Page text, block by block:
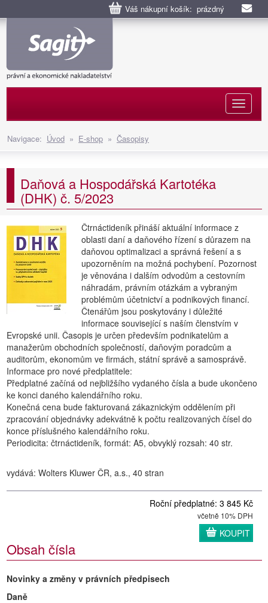
Váš nákupní košík: prázdný
Navigace: Úvod » E-shop » Časopisy
Daňová a Hospodářská Kartotéka
(DHK) č. 5/2023
Čtrnáctideník přináší aktuální informace z
oblasti daní a daňového řízení s důrazem na
daňovou optimalizaci a správná řešení a s
upozorněním na možná pochybení. Pozornost
je věnována i dalším odvodům a cestovním
náhradám, právním otázkám a vybraným
problémům účetnictví a podnikových financí.
Čtenářům jsou poskytovány i důležité
informace související s naším členstvím v
Evropské unii. Časopis je určen především podnikatelům a
manažerům obchodních společností, daňovým poradcům a
auditorům, ekonomům ve firmách, státní správě a samosprávě.
Informace pro nové předplatitele:
Předplatné začíná od nejbližšího vydaného čísla a bude ukončeno
ke konci daného kalendářního roku.
Konečná cena bude fakturovaná zákaznickým oddělením při
zpracování objednávky adekvátně k počtu realizovaných čísel do
konce příslušného kalendářního roku.
Periodicita: čtrnáctideník, formát: A5, obvyklý rozsah: 40 str.
vydává: Wolters Kluwer ČR, a.s., 40 stran
Roční předplatné: 3 845 Kč
včetně 10% DPH
KOUPIT
Obsah čísla
Novinky a změny v právních předpisech
Daně